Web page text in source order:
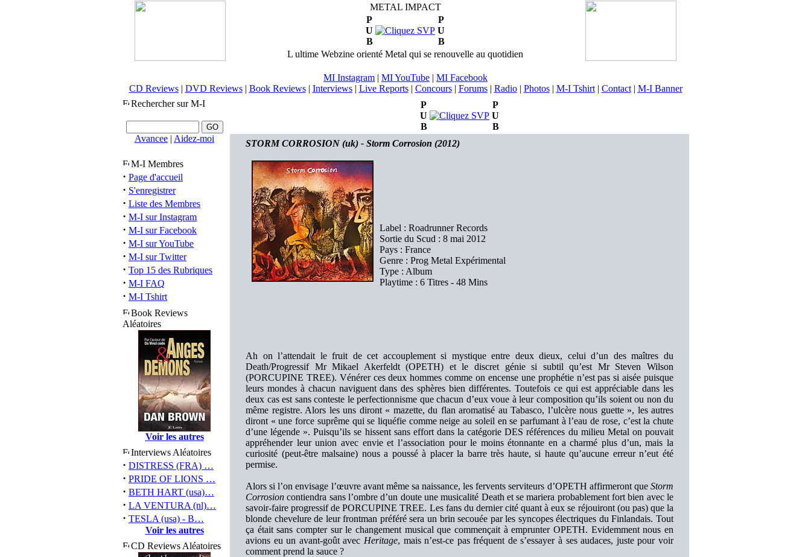
METAL IMPACT
P
U
B
P
U
B
L ultime Webzine orienté Metal qui se renouvelle au quotidien
MI Instagram | MI YouTube | MI Facebook
CD Reviews| DVD Reviews| Book Reviews| Interviews| Live Reports| Concours| Forums| Radio| Photos| M-I Tshirt| Contact| M-I Banner
Rechercher sur M-I
Avancee | Aidez-moi
M-I Membres
· Page d'accueil
· S'enregistrer
· Liste des Membres
· M-I sur Instagram
· M-I sur Facebook
· M-I sur YouTube
· M-I sur Twitter
· Top 15 des Rubriques
· M-I FAQ
· M-I Tshirt
Book Reviews
Aléatoires
Voir les autres
Interviews Aléatoires
· DISTRESS (FRA) …
· PRIDE OF LIONS …
· BETH HART (usa)…
· LA VENTURA (nl)…
· TESLA (usa) - B…
Voir les autres
CD Reviews Aléatoires
P
U
B
P
U
B
STORM CORROSION (uk) - Storm Corrosion (2012)
Label : Roadrunner Records
Sortie du Scud : 8 mai 2012
Pays : France
Genre : Prog Metal Expérimental
Type : Album
Playtime : 6 Titres - 48 Mins
Ah on l’attendait le fruit de cet accouplement si mystique entre deux dieux, celui d’un des maîtres du
Death/Progressif Mr Mikael Akerfeldt (OPETH) et le discret génie si subtil qu’est Mr Steven Wilson
(PORCUPINE TREE). Vénérer ces deux hommes comme on encense une prophétie n’est pas si aisée puisque
leurs mondes à chacun naviguent dans des sphères bien différentes. Toutefois ce qui est appréciable dans les
deux cas est sans conteste le perfectionnisme que chacun d’eux voue à leur composition qu’ils soient ou non du
même registre. Alors les uns diront « mazette, du flan aromatisé au Tabasco, l’ulcère nous guette », les autres
diront « une force suprême qui se liquéfie comme neige au soleil en se parfumant à l’eau de rose, c’est la chute
d’une légende ». Puisqu’ils se hissent sans effort dans la catégorie DES références du milieu Metal on pouvait
appréhender leur union avec envie et l’association pour le moins étonnante en a charmé plus d’un, mais la
curiosité (peut-être malsaine) nous a poussé à placer la barre très haute, si haute qu’aucune erreur n’eut été
permise.
Alors si l’on envisage l’œuvre avant même sa naissance, les fervents serviteurs d’OPETH affirmeront que Storm
Corrosion contiendra sans l’ombre d’un doute une musicalité Death et se mariera probablement fort bien avec le
savoir-faire progressif de PORCUPINE TREE. Les fans du dernier cité quant à eux se réjouiront (ou pas) que la
blonde chevelure de leur frontman préféré sera un brin secouée par les syncopes électriques du Finlandais. Tout
ça était sans compter sur le changement musical que commençait à emprunter OPETH. Evidemment nous en
avions eu un avant-goût avec Heritage, mais n’est-ce pas fréquent de s’essayer à ses audaces, juste pour voir
comment prend la sauce ?